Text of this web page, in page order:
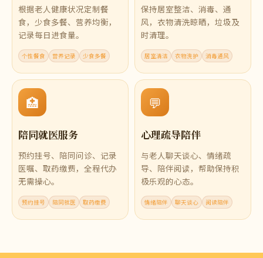
根据老人健康状况定制餐
食，少食多餐、营养均衡，
记录每日进食量。
个性餐食 营养记录 少食多餐
保持居室整洁、消毒、通
风，衣物清洗晾晒，垃圾及
时清理。
居室清洁 衣物洗护 消毒通风
🏥
陪同就医服务
预约挂号、陪同问诊、记录
医嘱、取药缴费，全程代办
无需操心。
预约挂号 陪同就医 取药缴费
💬
心理疏导陪伴
与老人聊天谈心、情绪疏
导、陪伴阅读，帮助保持积
极乐观的心态。
情绪陪伴 聊天谈心 阅读陪伴